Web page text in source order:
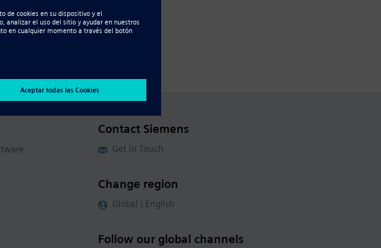
Contact Siemens
Get in Touch
Change region
Global | English
Follow our global channels